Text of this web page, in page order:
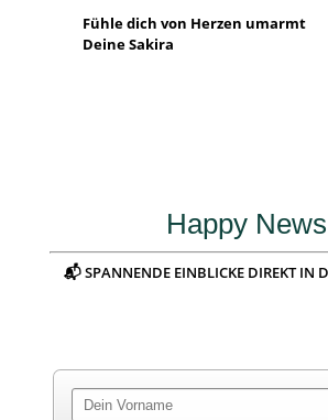
Fühle dich von Herzen umarmt
Deine Sakira
Happy News
📬 SPANNENDE EINBLICKE DIREKT IN